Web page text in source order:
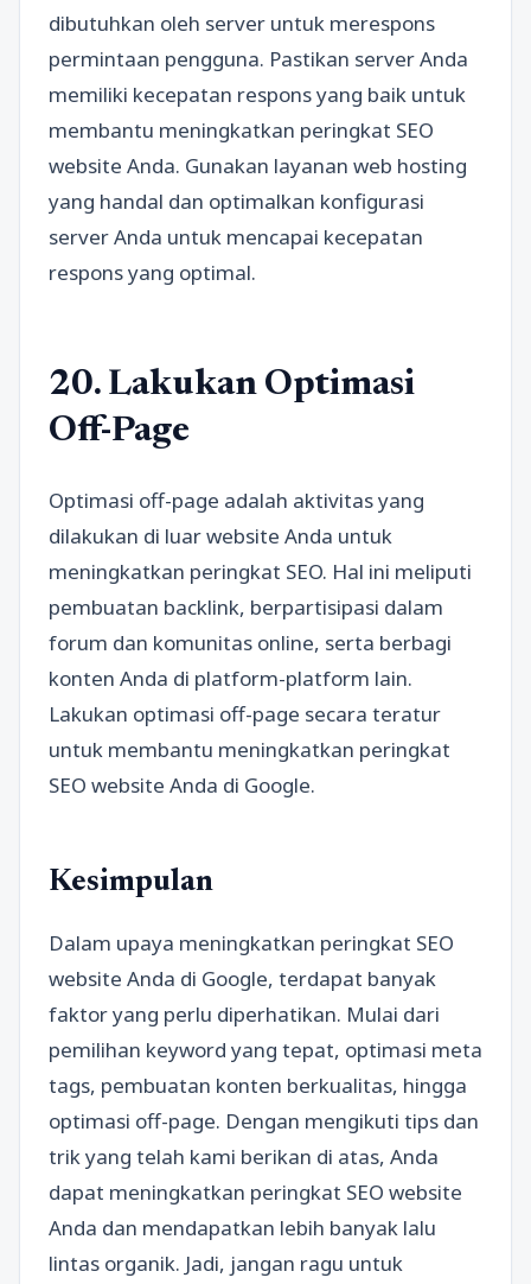
dibutuhkan oleh server untuk merespons
permintaan pengguna. Pastikan server Anda
memiliki kecepatan respons yang baik untuk
membantu meningkatkan peringkat SEO
website Anda. Gunakan layanan web hosting
yang handal dan optimalkan konfigurasi
server Anda untuk mencapai kecepatan
respons yang optimal.
20. Lakukan Optimasi
Off-Page
Optimasi off-page adalah aktivitas yang
dilakukan di luar website Anda untuk
meningkatkan peringkat SEO. Hal ini meliputi
pembuatan backlink, berpartisipasi dalam
forum dan komunitas online, serta berbagi
konten Anda di platform-platform lain.
Lakukan optimasi off-page secara teratur
untuk membantu meningkatkan peringkat
SEO website Anda di Google.
Kesimpulan
Dalam upaya meningkatkan peringkat SEO
website Anda di Google, terdapat banyak
faktor yang perlu diperhatikan. Mulai dari
pemilihan keyword yang tepat, optimasi meta
tags, pembuatan konten berkualitas, hingga
optimasi off-page. Dengan mengikuti tips dan
trik yang telah kami berikan di atas, Anda
dapat meningkatkan peringkat SEO website
Anda dan mendapatkan lebih banyak lalu
lintas organik. Jadi, jangan ragu untuk